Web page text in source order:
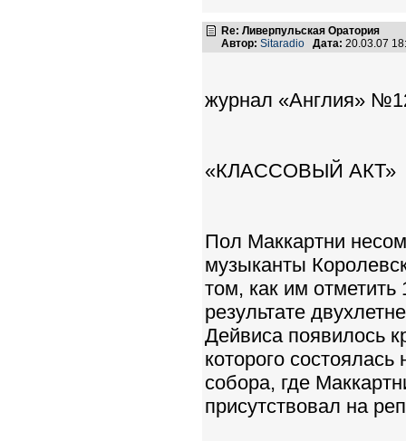
Re: Ливерпульская Оратория
Автор: Sitaradio Дата: 20.03.07
журнал «Англия»
«КЛАССОВЫЙ АКТ»
Пол Маккартни
музыканты
том, как им
результате
Дейвиса появилось
которого
собора, где
присутствовал на